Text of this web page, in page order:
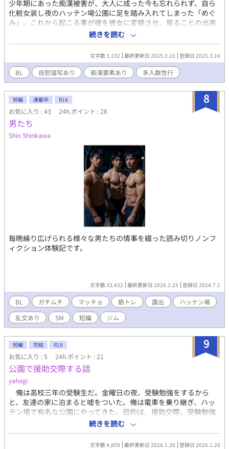
少年期にあった痴漢被害が、大人に成った今も忘れられず、自ら
化粧女装し夜のハッテン場公園に足を踏み入れてしまった「めぐ
み」。これから起こる事が彼を彼女に変貌させ、戻ることの出来
ない性癖へと落ちて行く「めぐみ」。そんな一人の女装娘の出来
事と心の揺れ動きをお楽しみに。
続きを読む
文字数 3,192 最終更新日 2025.3.16 登録日 2025.3.16
BL 自慰描写あり 痴漢要素あり 多人数性行
8
短編 連載中 R18
お気に入り : 43 24h.ポイント : 28
男たち
Shin Shinkawa
毎晩繰り広げられる様々な男たちの情事を綴った読み切りノンフ
ィクション体験記です。
文字数 33,432 最終更新日 2026.3.25 登録日 2024.7.1
BL ガチムチ マッチョ 筋トレ 露出
ハッテン場
乱交あり
SM 短編 ジム
9
短編 完結 R18
お気に入り : 5 24h.ポイント : 21
公園で援助交際する話
yahagi
俺は高校三年の受験生だ。金曜日の夜、受験勉強をするから
と、友達の家に泊まると嘘をついた。俺は電車を乗り継ぎ、ハッ
テン場で有名な公園にやってきた。目的は、援助交際。受験勉強
の合間の息抜きだ。俺は処女だったが、出来る限り準備をしてき
た。初めての男は、優しそうなおじさんだった。※ムーンライト
ノベルズ様にも公開しています。
続きを読む
文字数 4,859 最終更新日 2026.1.20 登録日 2026.1.20